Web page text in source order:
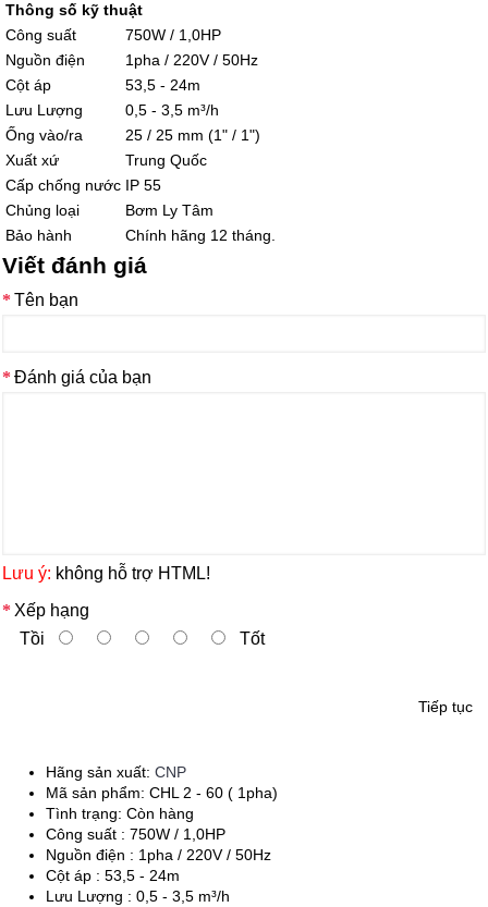
Thông số kỹ thuật
Công suất
750W / 1,0HP
Nguồn điện
1pha / 220V / 50Hz
Cột áp
53,5 - 24m
Lưu Lượng
0,5 - 3,5 m³/h
Ống vào/ra
25 / 25 mm (1" / 1")
Xuất xứ
Trung Quốc
Cấp chống nước IP 55
Chủng loại
Bơm Ly Tâm
Bảo hành
Chính hãng 12 tháng.
Viết đánh giá
Tên bạn
Đánh giá của bạn
Lưu ý: không hỗ trợ HTML!
Xếp hạng
Tồi
Tốt
Tiếp tục
Hãng sản xuất: CNP
Mã sản phẩm: CHL 2 - 60 ( 1pha)
Tình trạng: Còn hàng
Công suất : 750W / 1,0HP
Nguồn điện : 1pha / 220V / 50Hz
Cột áp : 53,5 - 24m
Lưu Lượng : 0,5 - 3,5 m³/h